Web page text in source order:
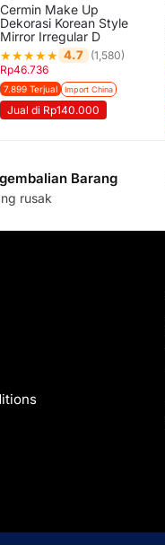
Cermin Make Up
Dekorasi Korean Style
Mirror Irregular D
★★★★★ 4.7
(1,580)
Rp46.736
7.899 Terjual Import China
Jual di Rp140.000
Barang
rusak